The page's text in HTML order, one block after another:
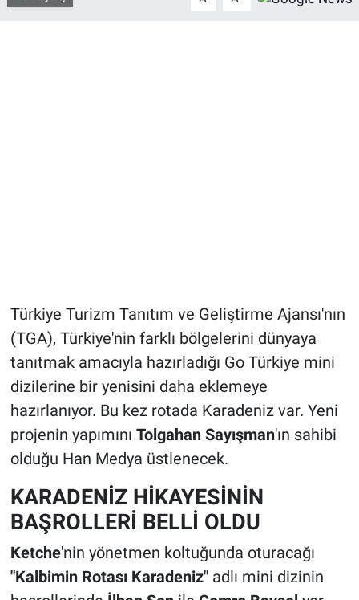
Türkiye Turizm Tanıtım ve Geliştirme Ajansı'nın
(TGA), Türkiye'nin farklı bölgelerini dünyaya
tanıtmak amacıyla hazırladığı Go Türkiye mini
dizilerine bir yenisini daha eklemeye
hazırlanıyor. Bu kez rotada Karadeniz var. Yeni
projenin yapımını Tolgahan Sayışman'ın sahibi
olduğu Han Medya üstlenecek.
KARADENİZ HİKAYESİNİN
BAŞROLLERİ BELLİ OLDU
Ketche'nin yönetmen koltuğunda oturacağı
"Kalbimin Rotası Karadeniz"adlı mini dizinin